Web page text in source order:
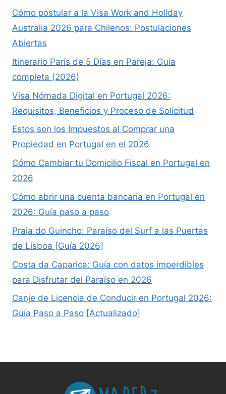
Cómo postular a la Visa Work and Holiday
Australia 2026 para Chilenos: Postulaciones
Abiertas
Itinerario París de 5 Días en Pareja: Guía
completa (2026)
Visa Nómada Digital en Portugal 2026:
Requisitos, Beneficios y Proceso de Solicitud
Estos son los Impuestos al Comprar una
Propiedad en Portugal en el 2026
Cómo Cambiar tu Domicilio Fiscal en Portugal en
2026
Cómo abrir una cuenta bancaria en Portugal en
2026: Guía paso a paso
Praia do Guincho: Paraíso del Surf a las Puertas
de Lisboa [Guía 2026]
Costa da Caparica: Guía con datos imperdibles
para Disfrutar del Paraíso en 2026
Canje de Licencia de Conducir en Portugal 2026:
Guía Paso a Paso [Actualizado]